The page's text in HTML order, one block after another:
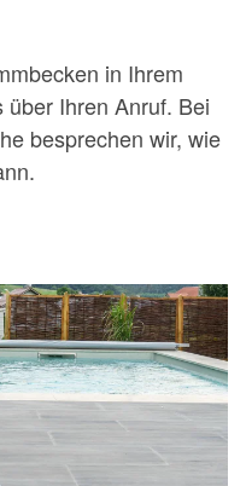
in Ihrem
Ihren Anruf. Bei
besprechen wir, wie